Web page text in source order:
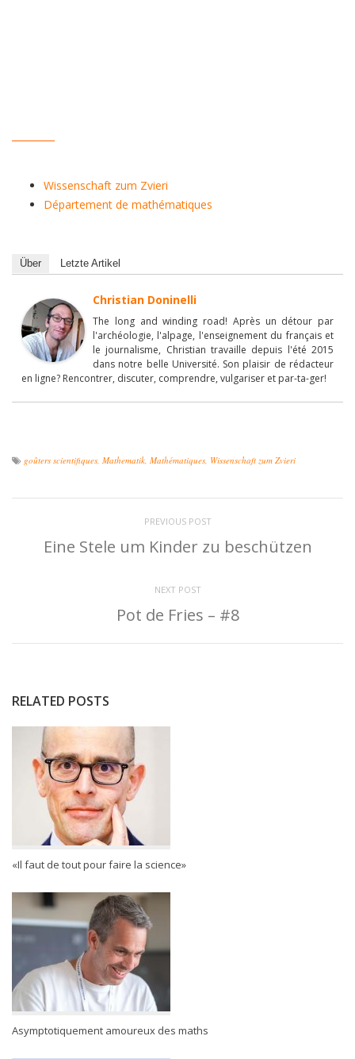
Wissenschaft zum Zvieri
Département de mathématiques
Über Letzte Artikel
Christian Doninelli
The long and winding road! Après un détour par
l'archéologie, l'alpage, l'enseignement du français et
le journalisme, Christian travaille depuis l'été 2015
dans notre belle Université. Son plaisir de rédacteur
en ligne? Rencontrer, discuter, comprendre, vulgariser et par-ta-ger!
goûters scientifiques Mathematik Mathématiques Wissenschaft zum Zvieri
PREVIOUS POST
Eine Stele um Kinder zu beschützen
NEXT POST
Pot de Fries – #8
RELATED POSTS
«Il faut de tout pour faire la science»
Asymptotiquement amoureux des maths